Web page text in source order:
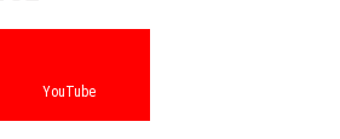
YouTube